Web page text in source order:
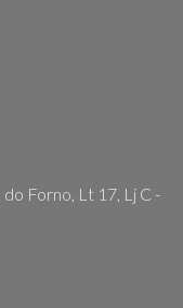
Forno, Lt 17, Lj C -